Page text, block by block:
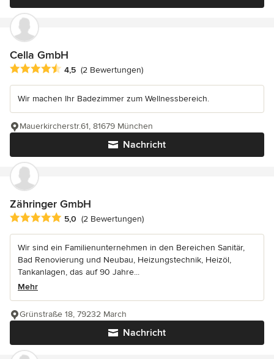
Cella GmbH
Durchschnittliche Bewertung: 4.5 von 5 Sternen
4,5 (2 Bewertungen)
Wir machen Ihr Badezimmer zum Wellnessbereich.
Nachricht
Mauerkircherstr.61, 81679 München
Zähringer GmbH
Durchschnittliche Bewertung: 5 von 5 Sternen
5,0 (2 Bewertungen)
Wir sind ein Familienunternehmen in den Bereichen Sanitär,
Bad Renovierung und Neubau, Heizungstechnik, Heizöl,
Tankanlagen, das auf 90 Jahre...
Mehr
Nachricht
Grünstraße 18, 79232 March